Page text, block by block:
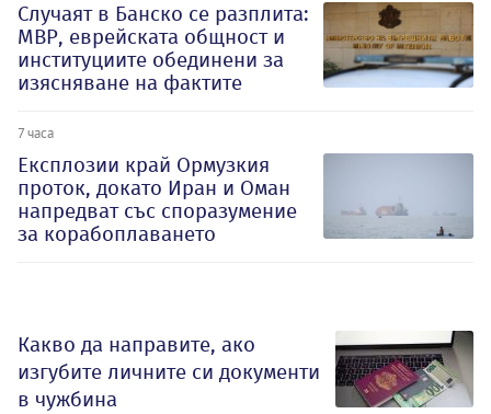
Случаят в Банско се разплита:
МВР, еврейската общност и
институциите обединени за
изясняване на фактите
7 часа
Експлозии край Ормузкия
проток, докато Иран и Оман
напредват със споразумение
за корабоплаването
Какво да направите, ако
изгубите личните си документи
в чужбина